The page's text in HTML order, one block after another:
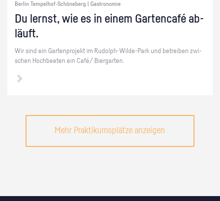
Berlin Tempelhof-Schöneberg | Gastronomie
Du lernst, wie es in einem Gar­ten­café ab­
läuft.
Wir sind ein Gar­ten­pro­jekt im Ru­dolph-Wil­de-Park und be­trei­ben zwi­
schen Hoch­bee­ten ein Café/ Bier­gar­ten.
Mehr Praktikumsplätze anzeigen